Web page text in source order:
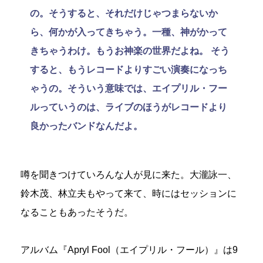
の。そうすると、それだけじゃつまらないか
ら、何かが入ってきちゃう。一種、神がかって
きちゃうわけ。もうお神楽の世界だよね。 そう
すると、もうレコードよりすごい演奏になっち
ゃうの。そういう意味では、エイプリル・フー
ルっていうのは、ライブのほうがレコードより
良かったバンドなんだよ。
噂を聞きつけていろんな人が見に来た。大瀧詠一、
鈴木茂、林立夫もやって来て、時にはセッションに
なることもあったそうだ。
アルバム『Apryl Fool（エイプリル・フール）』は9